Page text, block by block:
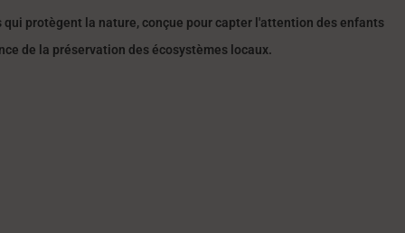
protègent la nature, conçue pour capter l'attention des enfants
de la préservation des écosystèmes locaux.